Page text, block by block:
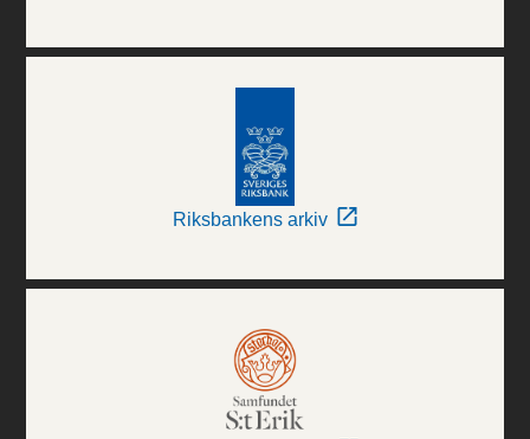
Riksbankens arkiv